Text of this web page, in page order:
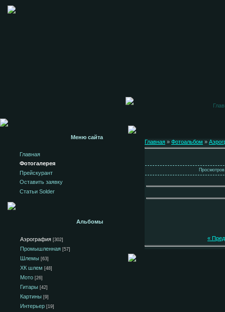
Меню сайта
Главная
Фотогалерея
Прейскурант
Оставить заявку
Статьи Solder
Альбомы
Аэрография [302]
Промышленная [57]
Шлемы [63]
ХК шлем [48]
Мото [26]
Гитары [42]
Картины [9]
Интерьер [19]
Главная » Фотоальбом »
«